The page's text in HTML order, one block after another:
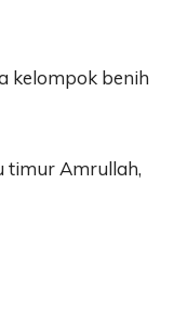
kelompok benih
timur Amrullah,